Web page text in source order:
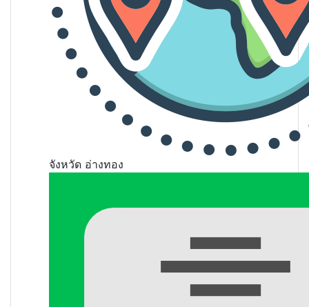
จังหวัด อ่างทอง